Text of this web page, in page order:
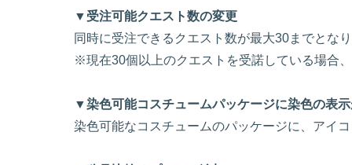
▼受注可能クエスト数の変更
同時に受注できるクエスト数が最大30までとな
※現在30個以上のクエストを受諾している場合
▼染色可能コスチュームパッケージに染色の表
染色可能なコスチュームのパッケージに、アイ